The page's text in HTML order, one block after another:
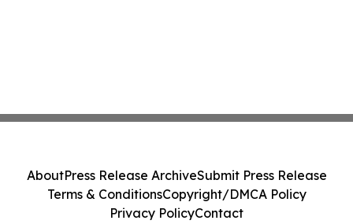
AboutPress Release ArchiveSubmit Press Release
Terms & ConditionsCopyright/DMCA Policy
Privacy PolicyContact